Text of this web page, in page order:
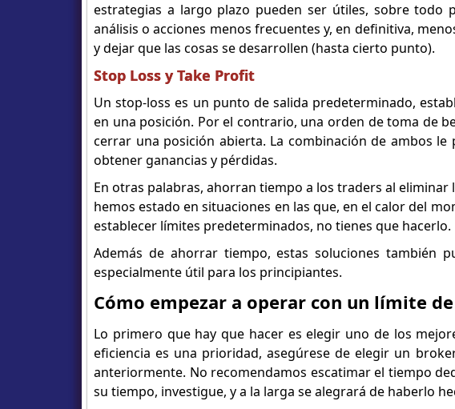
estrategias a largo plazo pueden ser útiles, sobre todo
análisis o acciones menos frecuentes y, en definitiva,
y dejar que las cosas se desarrollen (hasta cierto punto).
Stop Loss y Take Profit
Un stop-loss es un punto de salida predeterminado,
en una posición. Por el contrario, una orden de toma de
cerrar una posición abierta. La combinación de ambos
obtener ganancias y pérdidas.
En otras palabras, ahorran tiempo a los traders al
hemos estado en situaciones en las que, en el calor del
establecer límites predeterminados, no tienes que hacerlo.
Además de ahorrar tiempo, estas soluciones también
especialmente útil para los principiantes.
Cómo empezar a operar con un límite
Lo primero que hay que hacer es elegir uno de los
eficiencia es una prioridad, asegúrese de elegir un
anteriormente. No recomendamos escatimar el tiempo
su tiempo, investigue, y a la larga se alegrará de haberlo